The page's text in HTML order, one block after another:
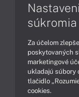
Ako
Podpora a
súkromia
Za účelom
poskytovaných
marketingové
ukladajú súbory
tlačidlo
cookies.